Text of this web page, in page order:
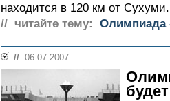
находится в 120 км от
// читайте тему:
Олимпиада
// 06.07.2007
будет